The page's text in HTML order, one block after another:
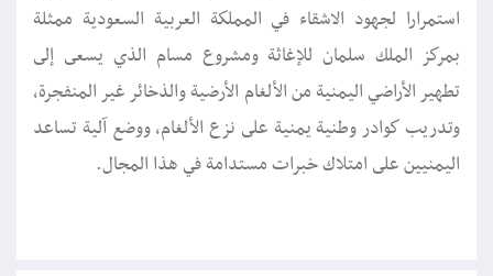
استمرارا لجهود الاشقاء في المملكة العربية السعودية ممثلة
بمركز الملك سلمان للإغاثة ومشروع مسام الذي يسعى إلى
تطهير الأراضي اليمنية من الألغام الأرضية والذخائر غير المنفجرة،
وتدريب كوادر وطنية يمنية على نزع الألغام، ووضع آلية تساعد
اليمنيين على امتلاك خبرات مستدامة في هذا المجال.